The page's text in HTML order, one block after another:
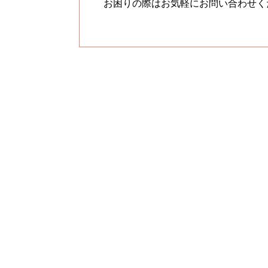
お困りの際はお気軽にお問い合わせ